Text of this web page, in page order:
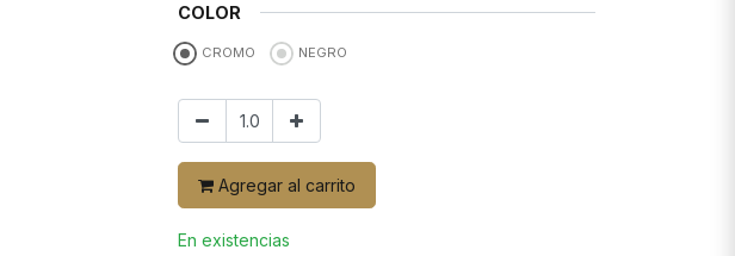
COLOR
CROMO NEGRO
Agregar al carrito
En existencias